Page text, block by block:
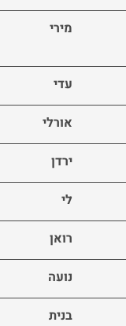
מירי
עדי
אורלי
ירדן
לי
רואן
נועה
בנית